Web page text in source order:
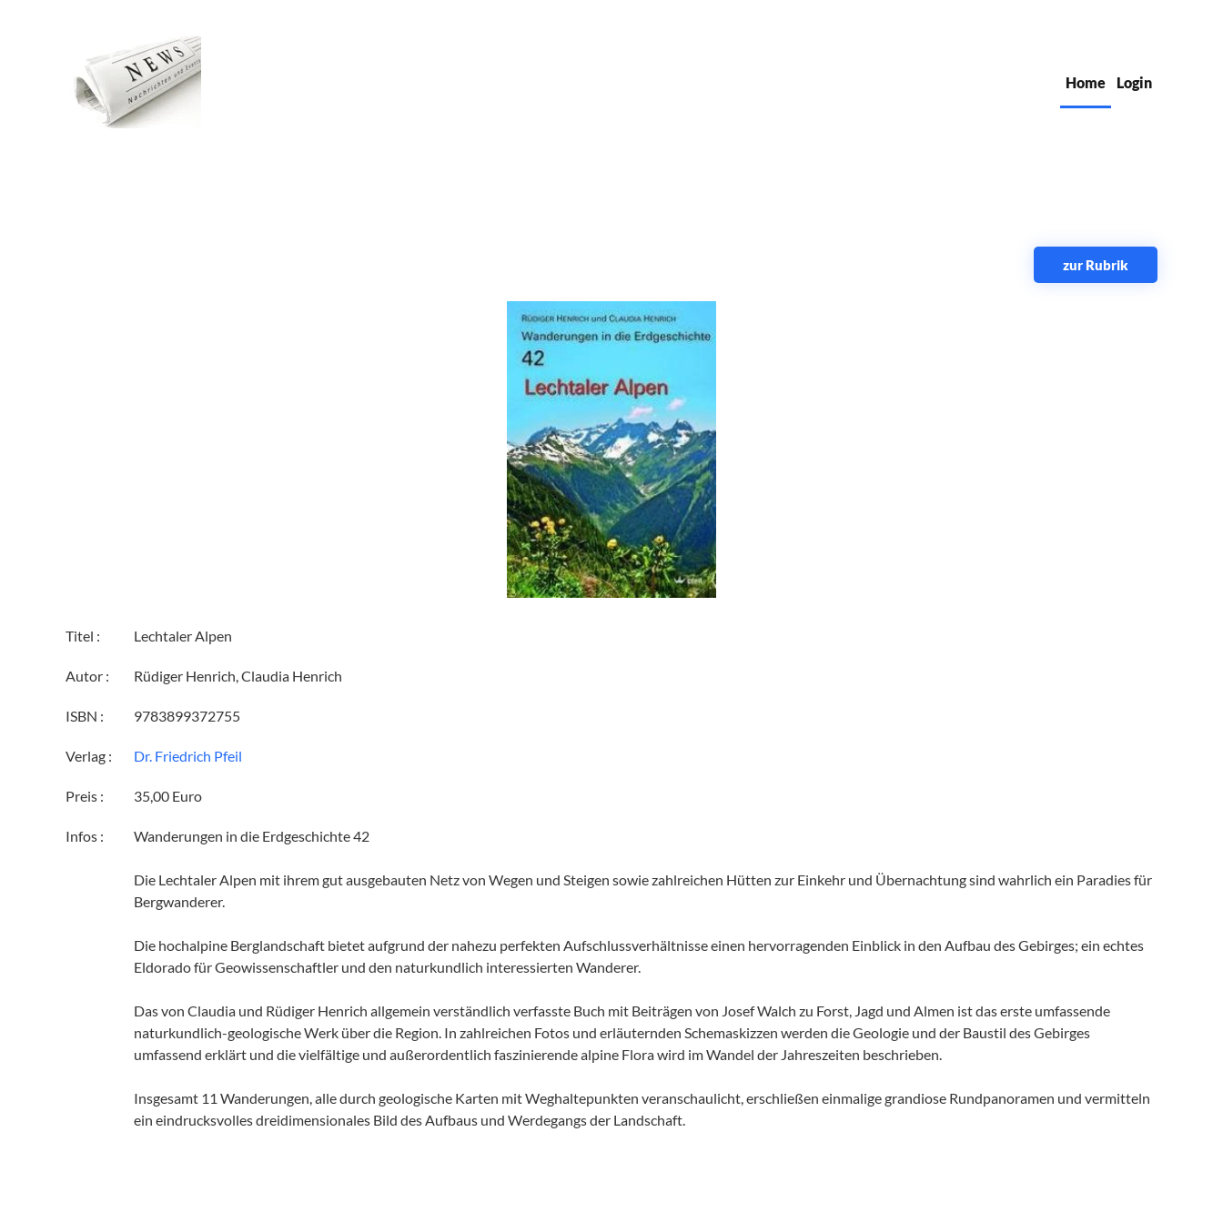
Zum Hauptinhalt springen
Home
Login
zur Rubrik
Titel : Lechtaler Alpen
Autor : Rüdiger Henrich, Claudia Henrich
ISBN : 9783899372755
Verlag : Dr. Friedrich Pfeil
Preis : 35,00 Euro
Infos : Wanderungen in die Erdgeschichte 42
Die Lechtaler Alpen mit ihrem gut ausgebauten Netz von Wegen und Steigen sowie zahlreichen Hütten zur Einkehr und Übernachtung sind wahrlich ein Paradies für
Bergwanderer.
Die hochalpine Berglandschaft bietet aufgrund der nahezu perfekten Aufschlussverhältnisse einen hervorragenden Einblick in den Aufbau des Gebirges; ein echtes
Eldorado für Geowissenschaftler und den naturkundlich interessierten Wanderer.
Das von Claudia und Rüdiger Henrich allgemein verständlich verfasste Buch mit Beiträgen von Josef Walch zu Forst, Jagd und Almen ist das erste umfassende
naturkundlich-geologische Werk über die Region. In zahlreichen Fotos und erläuternden Schemaskizzen werden die Geologie und der Baustil des Gebirges
umfassend erklärt und die vielfältige und außerordentlich faszinierende alpine Flora wird im Wandel der Jahreszeiten beschrieben.
Insgesamt 11 Wanderungen, alle durch geologische Karten mit Weghaltepunkten veranschaulicht, erschließen einmalige grandiose Rundpanoramen und vermitteln
ein eindrucksvolles dreidimensionales Bild des Aufbaus und Werdegangs der Landschaft.